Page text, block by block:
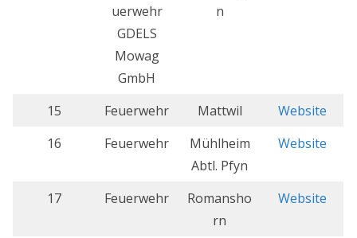
uerwehr
GDELS
Mowag
GmbH
n
15 Feuerwehr Mattwil
Website
16
Feuerwehr
Mühlheim
Abtl. Pfyn
Website
17 Feuerwehr
Romansho
rn
Website